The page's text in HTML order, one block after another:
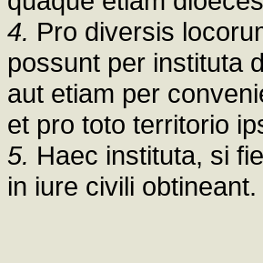
4. Pro diversis
possunt per instituta
aut etiam per
et pro toto territorio
5. Haec instituta, si
in iure civili obtineant.